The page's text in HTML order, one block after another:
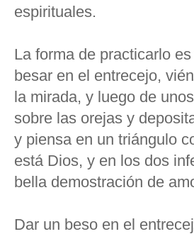
espirituales.
La forma de practicarlo
besar en el entrecejo,
la mirada, y luego de
sobre las orejas y
y piensa en un triángulo
está Dios, y en los dos
bella demostración de
Dar un beso en el